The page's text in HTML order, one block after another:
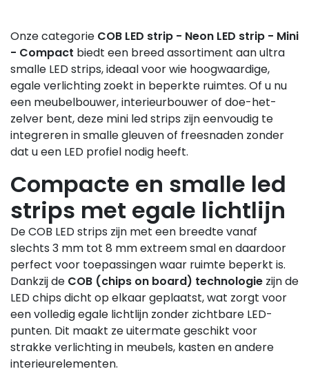
Onze categorie COB LED strip - Neon LED strip - Mini
- Compact biedt een breed assortiment aan ultra
smalle LED strips, ideaal voor wie hoogwaardige,
egale verlichting zoekt in beperkte ruimtes. Of u nu
een meubelbouwer, interieurbouwer of doe-het-
zelver bent, deze mini led strips zijn eenvoudig te
integreren in smalle gleuven of freesnaden zonder
dat u een LED profiel nodig heeft.
Compacte en smalle led
strips met egale lichtlijn
De COB LED strips zijn met een breedte vanaf
slechts 3 mm tot 8 mm extreem smal en daardoor
perfect voor toepassingen waar ruimte beperkt is.
Dankzij de COB (chips on board) technologie zijn de
LED chips dicht op elkaar geplaatst, wat zorgt voor
een volledig egale lichtlijn zonder zichtbare LED-
punten. Dit maakt ze uitermate geschikt voor
strakke verlichting in meubels, kasten en andere
interieurelementen.